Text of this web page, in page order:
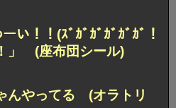
い！！(ｽﾞｶﾞｶﾞｶﾞｶﾞｶﾞ！
」 (座布団シール)
んやってる (オラトリ